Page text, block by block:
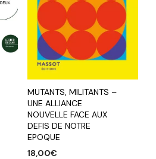
MUTANTS, MILITANTS –
UNE ALLIANCE
NOUVELLE FACE AUX
DEFIS DE NOTRE
EPOQUE
18,00€